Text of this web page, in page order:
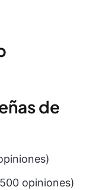
de
opiniones)